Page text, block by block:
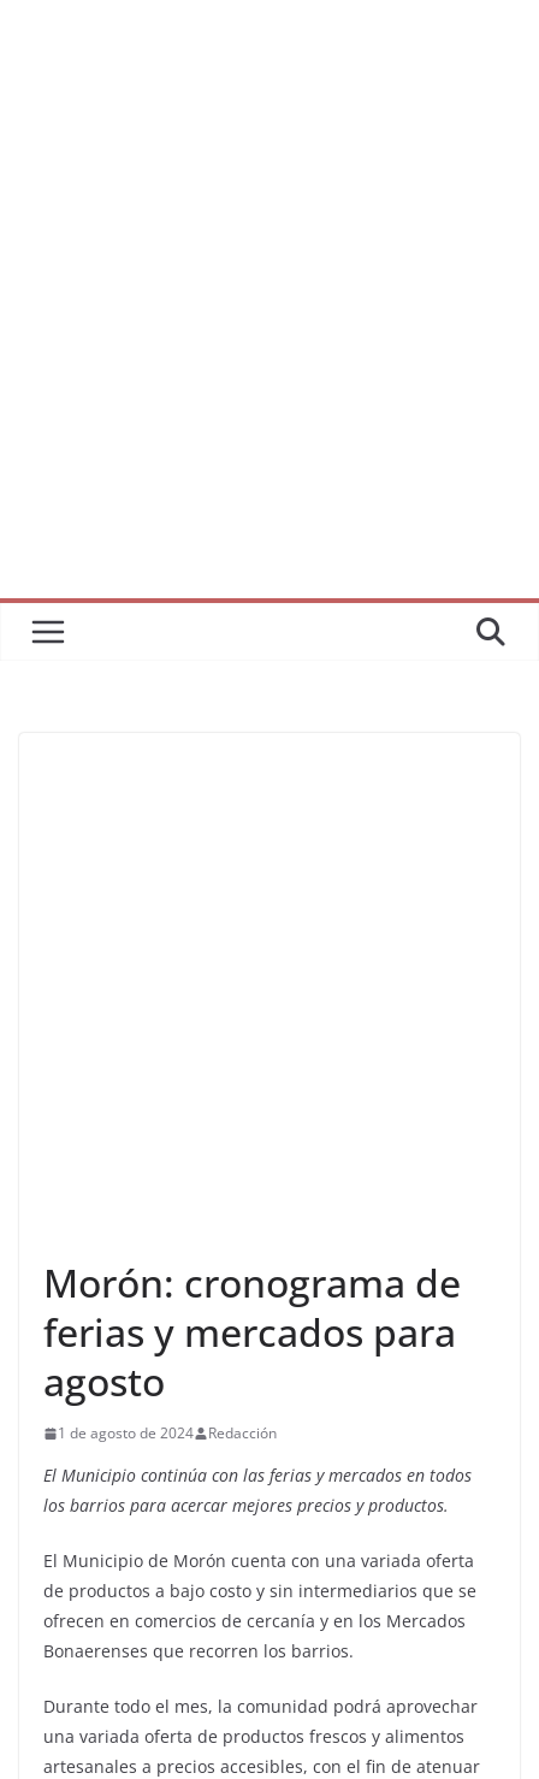
Morón: cronograma de
ferias y mercados para
agosto
1 de agosto de 2024 Redacción
El Municipio continúa con las ferias y mercados en todos
los barrios para acercar mejores precios y productos.
El Municipio de Morón cuenta con una variada oferta
de productos a bajo costo y sin intermediarios que se
ofrecen en comercios de cercanía y en los Mercados
Bonaerenses que recorren los barrios.
Durante todo el mes, la comunidad podrá aprovechar
una variada oferta de productos frescos y alimentos
artesanales a precios accesibles, con el fin de atenuar